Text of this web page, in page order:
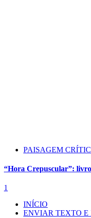
PAISAGEM
“Hora Crepuscular”:
1
INÍCIO
ENVIAR TEXTO E